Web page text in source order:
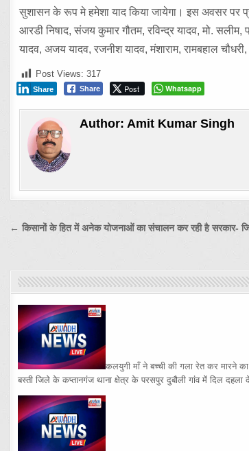
सुशासन के रूप मे हमेशा याद किया जायेगा। इस अवसर पर
आरडी निषाद, संजय कुमार गौतम, रविन्द्र यादव, मो. सलीम,
यादव, अजय यादव, रजनीश यादव, मंशाराम, रामबहाल
Post Views: 317
Share Post
Share Whatsapp
Author:Amit Kumar Singh
Post
← किसानों के हित में अनेक योजनाओं का संचालन कर रही है सरकार-
कलयुगी माँ ने बच्ची की गला रेत कर मारने का
बस्ती जिले के कप्तानगंज थाना क्षेत्र के परसपुर दुबौली गांव में दिल दहला